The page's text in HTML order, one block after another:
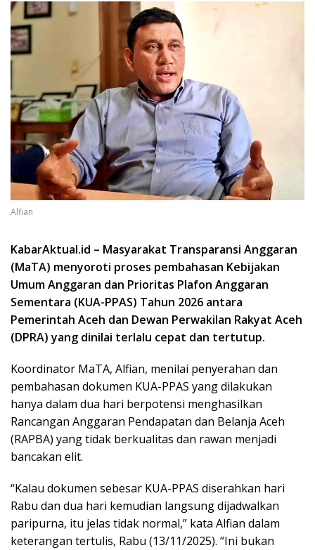
Alfian
KabarAktual.id – Masyarakat Transparansi Anggaran
(MaTA) menyoroti proses pembahasan Kebijakan
Umum Anggaran dan Prioritas Plafon Anggaran
Sementara (KUA-PPAS) Tahun 2026 antara
Pemerintah Aceh dan Dewan Perwakilan Rakyat Aceh
(DPRA) yang dinilai terlalu cepat dan tertutup.
Koordinator MaTA, Alfian, menilai penyerahan dan
pembahasan dokumen KUA-PPAS yang dilakukan
hanya dalam dua hari berpotensi menghasilkan
Rancangan Anggaran Pendapatan dan Belanja Aceh
(RAPBA) yang tidak berkualitas dan rawan menjadi
bancakan elit.
“Kalau dokumen sebesar KUA-PPAS diserahkan hari
Rabu dan dua hari kemudian langsung dijadwalkan
paripurna, itu jelas tidak normal,” kata Alfian dalam
keterangan tertulis, Rabu (13/11/2025). “Ini bukan